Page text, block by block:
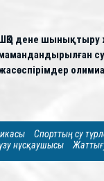
дене шынықтыру
Спорттың су
нұсқаушысы